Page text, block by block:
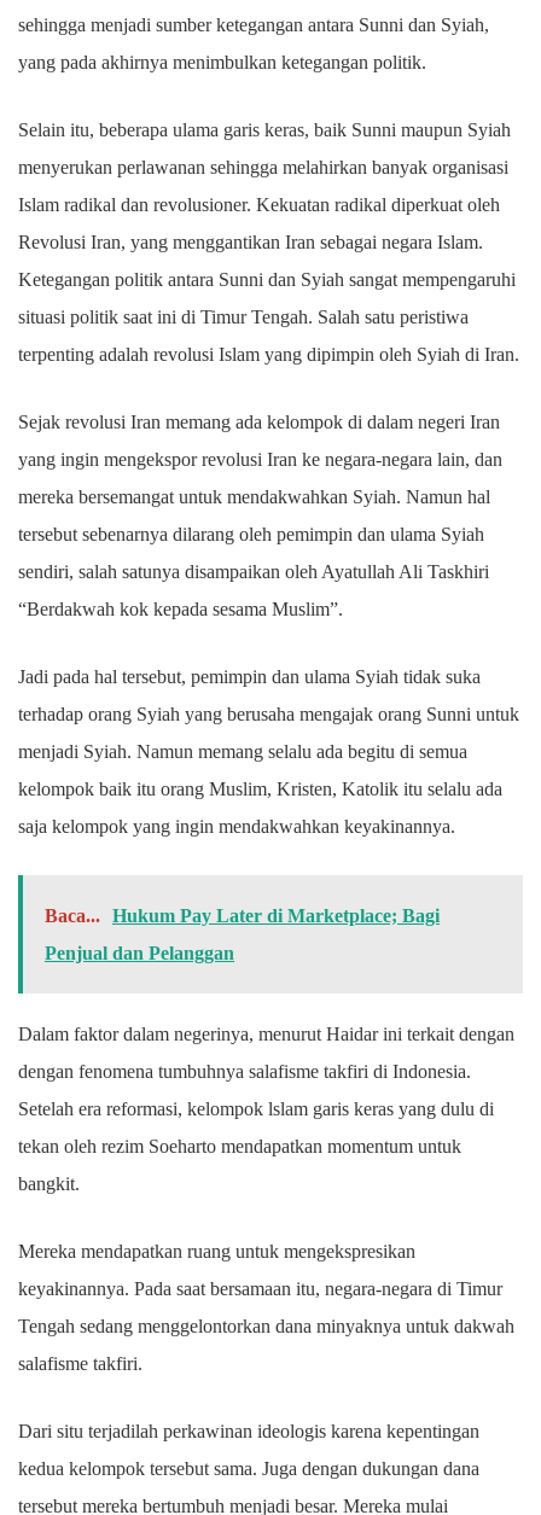
sehingga menjadi sumber ketegangan antara Sunni dan Syiah,
yang pada akhirnya menimbulkan ketegangan politik.
Selain itu, beberapa ulama garis keras, baik Sunni maupun Syiah
menyerukan perlawanan sehingga melahirkan banyak organisasi
Islam radikal dan revolusioner. Kekuatan radikal diperkuat oleh
Revolusi Iran, yang menggantikan Iran sebagai negara Islam.
Ketegangan politik antara Sunni dan Syiah sangat mempengaruhi
situasi politik saat ini di Timur Tengah. Salah satu peristiwa
terpenting adalah revolusi Islam yang dipimpin oleh Syiah di Iran.
Sejak revolusi Iran memang ada kelompok di dalam negeri Iran
yang ingin mengekspor revolusi Iran ke negara-negara lain, dan
mereka bersemangat untuk mendakwahkan Syiah. Namun hal
tersebut sebenarnya dilarang oleh pemimpin dan ulama Syiah
sendiri, salah satunya disampaikan oleh Ayatullah Ali Taskhiri
“Berdakwah kok kepada sesama Muslim”.
Jadi pada hal tersebut, pemimpin dan ulama Syiah tidak suka
terhadap orang Syiah yang berusaha mengajak orang Sunni untuk
menjadi Syiah. Namun memang selalu ada begitu di semua
kelompok baik itu orang Muslim, Kristen, Katolik itu selalu ada
saja kelompok yang ingin mendakwahkan keyakinannya.
Baca... Hukum Pay Later di Marketplace; Bagi
Penjual dan Pelanggan
Dalam faktor dalam negerinya, menurut Haidar ini terkait dengan
dengan fenomena tumbuhnya salafisme takfiri di Indonesia.
Setelah era reformasi, kelompok lslam garis keras yang dulu di
tekan oleh rezim Soeharto mendapatkan momentum untuk
bangkit.
Mereka mendapatkan ruang untuk mengekspresikan
keyakinannya. Pada saat bersamaan itu, negara-negara di Timur
Tengah sedang menggelontorkan dana minyaknya untuk dakwah
salafisme takfiri.
Dari situ terjadilah perkawinan ideologis karena kepentingan
kedua kelompok tersebut sama. Juga dengan dukungan dana
tersebut mereka bertumbuh menjadi besar. Mereka mulai